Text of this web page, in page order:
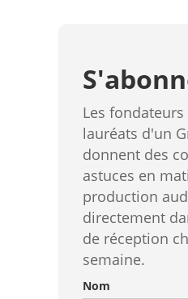
Les
lauréats d'un
donnent des
astuces en
production
directement
de réception
semaine.
Nom